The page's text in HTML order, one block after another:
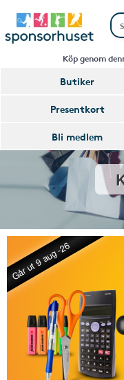
Köp genom
Butiker
Presentkort
Bli medlem
Går ut 9 aug -26